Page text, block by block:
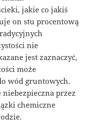
jakie co jakiś
on stu procentową
nie
jest zaznaczyć,
może
wód gruntowych.
niebezpieczna przez
chemiczne